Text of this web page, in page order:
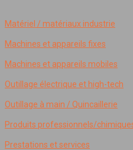
Matériel / matériaux industrie
Machines et appareils fixes
Machines et appareils mobiles
Outillage électrique et high-tech
Outillage à main / Quincaillerie
Produits professionnels/
Prestations et services